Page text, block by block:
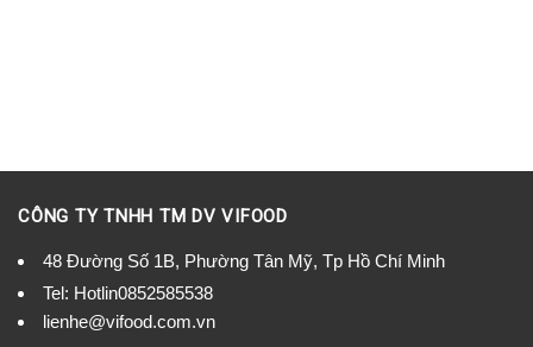
CÔNG TY TNHH TM DV VIFOOD
48 Đường Số 1B, Phường Tân Mỹ, Tp Hồ Chí Minh
Tel: Hotlin0852585538
lienhe@vifood.com.vn